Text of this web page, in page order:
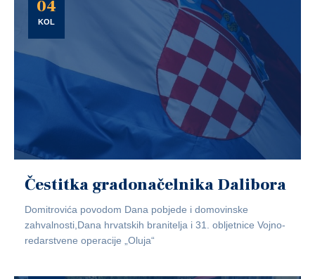
04
KOL
Čestitka gradonačelnika Dalibora
Domitrovića povodom Dana pobjede i domovinske
zahvalnosti,Dana hrvatskih branitelja i 31. obljetnice Vojno-
redarstvene operacije „Oluja“